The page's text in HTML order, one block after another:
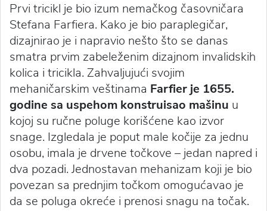
Prvi tricikl je bio izum nemačkog časovničara
Stefana Farfiera. Kako je bio paraplegičar,
dizajnirao je i napravio nešto što se danas
smatra prvim zabeleženim dizajnom invalidskih
kolica i tricikla. Zahvaljujući svojim
mehaničarskim veštinama Farfier je 1655.
godine sa uspehom konstruisao mašinu u
kojoj su ručne poluge korišćene kao izvor
snage. Izgledala je poput male kočije za jednu
osobu, imala je drvene točkove – jedan napred i
dva pozadi. Jednostavan mehanizam koji je bio
povezan sa prednjim točkom omogućavao je
da se poluga okreće i prenosi snagu na točak.